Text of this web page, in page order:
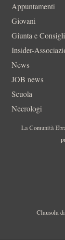
Appuntamenti
Giovani
Giunta e
Insider-
News
JOB news
Scuola
Necrologi
La Comunità
Clausola